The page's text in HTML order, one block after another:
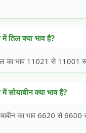
तिल क्या भाव है?
का भाव 11021 से 11001
सोयाबीन क्या भाव है?
का भाव 6620 से 6600